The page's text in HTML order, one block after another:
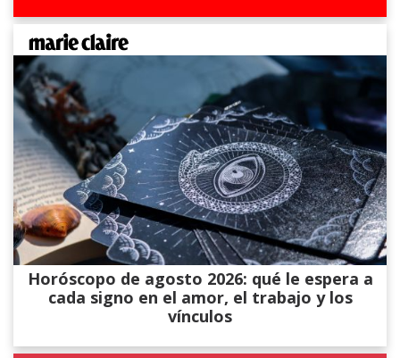
Horóscopo de agosto 2026: qué le espera a
cada signo en el amor, el trabajo y los
vínculos